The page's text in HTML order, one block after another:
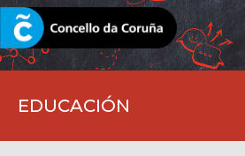
EDUCACIÓN
CORUNA.GAL